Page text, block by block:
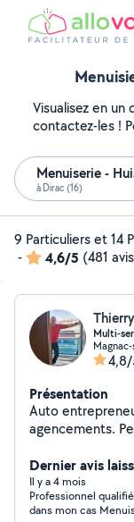
Visualisez en
contactez-les !
Menuiserie -
à Dirac (16)
9 Particuliers et 14
-
4,6/5 (481
Multi-
Présentation
Auto
agencements.
Dernier avis
Il y a 4 mois
Professionnel
dans mon cas